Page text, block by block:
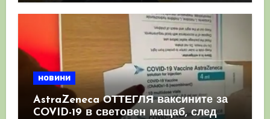
новини
AstraZeneca ОТТЕГЛЯ ваксините за
COVID-19 в световен мащаб, след